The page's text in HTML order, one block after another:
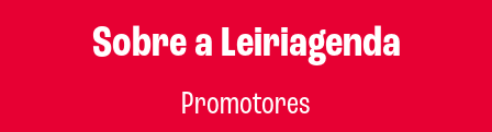
Sobre a Leiriagenda
Promotores